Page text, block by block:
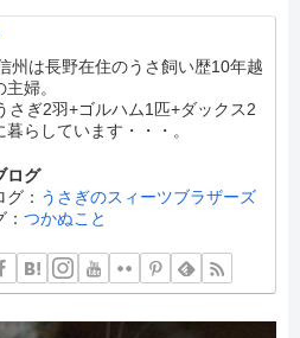
州は長野在住のうさ飼い歴10年越
婦。
さぎ2羽+ゴルハム1匹+ダックス2
暮らしています・・・。
ログ
： うさぎのスィーツブラザーズ
つかぬこと